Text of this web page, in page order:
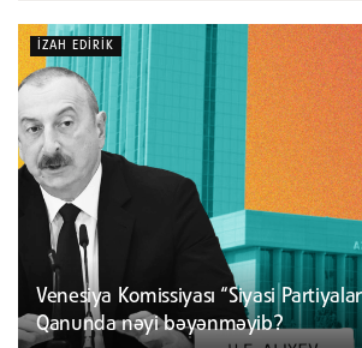
İZAH EDIRIK
Venesiya Komissiyası “Siyasi
Qanunda nəyi bəyənməyib?